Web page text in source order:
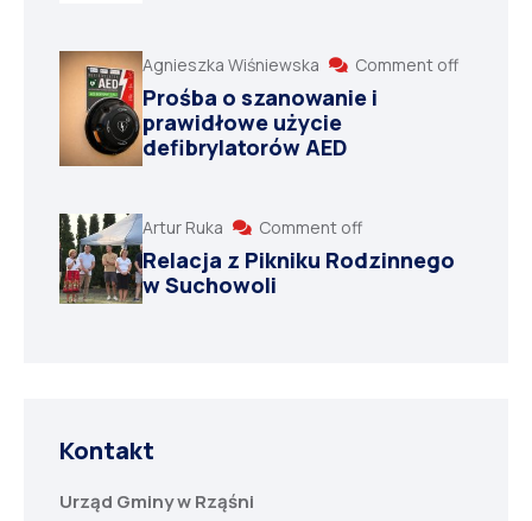
Agnieszka Wiśniewska Comment off
Prośba o szanowanie i
prawidłowe użycie
defibrylatorów AED
Artur Ruka Comment off
Relacja z Pikniku Rodzinnego
w Suchowoli
Kontakt
Urząd Gminy w Rząśni